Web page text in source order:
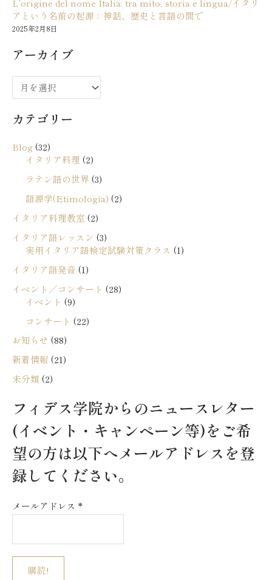
L’origine del nome Italia: tra mito, storia e lingua/イタリ
アという名前の起源：神話、歴史と言語の間で
2025年2月8日
アーカイブ
ー
カ
ブ
カテゴリー
Blog(32)
イタリア料理 (2)
ラテン語の世界 (3)
語源学(Etimologia) (2)
イタリア料理教室 (2)
イタリア語レッスン (3)
実用イタリア語検定試験対策クラス (1)
イタリア語発音 (1)
イベント／コンサート (28)
イベント (9)
コンサート (22)
お知らせ (88)
新着情報 (21)
未分類 (2)
フィデス学院からのニュースレター
(イベント・キャンペーン等)をご希
望の方は以下へメールアドレスを登
録してください。
メールアドレス *